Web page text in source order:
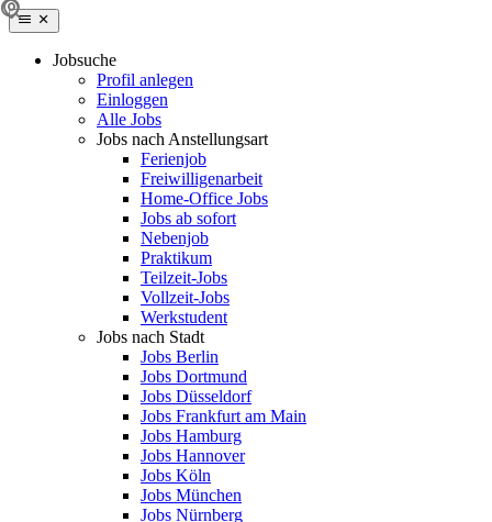
Jobsuche
Profil anlegen
Einloggen
Alle Jobs
Jobs nach Anstellungsart
Ferienjob
Freiwilligenarbeit
Home-Office Jobs
Jobs ab sofort
Nebenjob
Praktikum
Teilzeit-Jobs
Vollzeit-Jobs
Werkstudent
Jobs nach Stadt
Jobs Berlin
Jobs Dortmund
Jobs Düsseldorf
Jobs Frankfurt am Main
Jobs Hamburg
Jobs Hannover
Jobs Köln
Jobs München
Jobs Nürnberg